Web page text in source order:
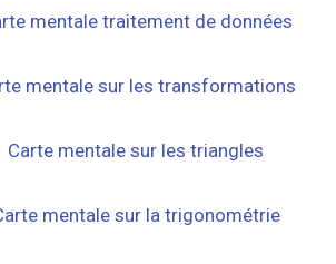
mentale traitement de données
mentale sur les transformations
Carte mentale sur les triangles
mentale sur la trigonométrie